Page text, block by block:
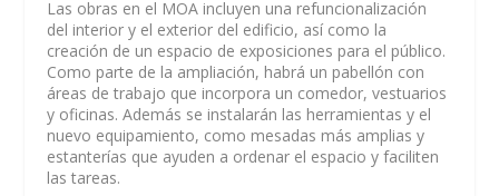
Las obras en el MOA incluyen una refuncionalización
del interior y el exterior del edificio, así como la
creación de un espacio de exposiciones para el público.
Como parte de la ampliación, habrá un pabellón con
áreas de trabajo que incorpora un comedor, vestuarios
y oficinas. Además se instalarán las herramientas y el
nuevo equipamiento, como mesadas más amplias y
estanterías que ayuden a ordenar el espacio y faciliten
las tareas.